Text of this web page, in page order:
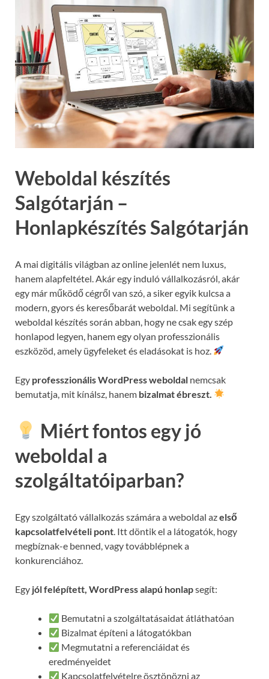
Weboldal készítés
Salgótarján –
Honlapkészítés Salgótarján
A mai digitális világban az online jelenlét nem luxus,
hanem alapfeltétel. Akár egy induló vállalkozásról, akár
egy már működő cégről van szó, a siker egyik kulcsa a
modern, gyors és keresőbarát weboldal. Mi segítünk a
weboldal készítés során abban, hogy ne csak egy szép
honlapod legyen, hanem egy olyan professzionális
eszközöd, amely ügyfeleket és eladásokat is hoz.
Egy professzionális WordPress weboldal nemcsak
bemutatja, mit kínálsz, hanem bizalmat ébreszt.
Miért fontos egy jó
weboldal a
szolgáltatóiparban?
Egy szolgáltató vállalkozás számára a weboldal azelső
kapcsolatfelvételi pont. Itt döntik el a látogatók, hogy
megbíznak-e benned, vagy továbblépnek a
konkurenciához.
Egy jól felépített, WordPress alapú honlapsegít:
Bemutatni a szolgáltatásaidat átláthatóan
Bizalmat építeni a látogatókban
Megmutatni a referenciáidat és
eredményeidet
Kapcsolatfelvételre ösztönözni az